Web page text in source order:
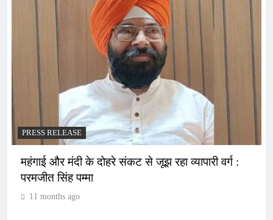
PRESS RELEASE
महंगाई और मंदी के दोहरे संकट से जूझ रहा व्यापारी वर्ग :
परमजीत सिंह पम्मा
11 months ago